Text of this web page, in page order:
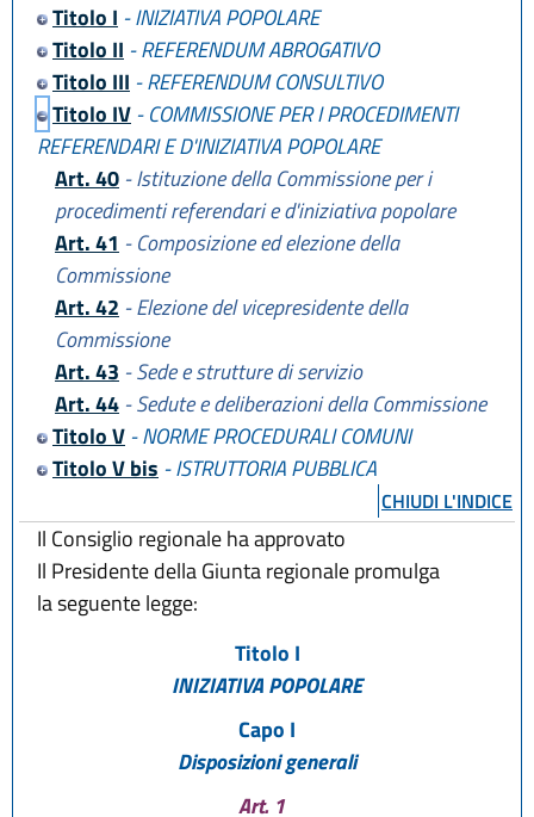
Titolo I - INIZIATIVA POPOLARE
Titolo II - REFERENDUM ABROGATIVO
Titolo III - REFERENDUM CONSULTIVO
Titolo IV- COMMISSIONE PER I PROCEDIMENTI
REFERENDARI E D'INIZIATIVA POPOLARE
Art. 40 - Istituzione della Commissione per i
procedimenti referendari e d'iniziativa popolare
Art. 41 - Composizione ed elezione della
Commissione
Art. 42 - Elezione del vicepresidente della
Commissione
Art. 43 - Sede e strutture di servizio
Art. 44 - Sedute e deliberazioni della Commissione
Titolo V- NORME PROCEDURALI COMUNI
Titolo V bis - ISTRUTTORIA PUBBLICA
CHIUDI L'INDICE
Il Consiglio regionale ha approvato
Il Presidente della Giunta regionale promulga
la seguente legge:
Titolo I
INIZIATIVA POPOLARE
Capo I
Disposizioni generali
Art. 1